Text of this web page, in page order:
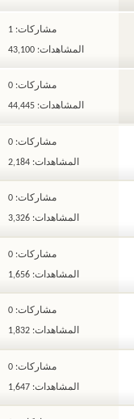
مشاركات: 1
المشاهدات: 43,100
مشاركات: 0
المشاهدات: 44,445
مشاركات: 0
المشاهدات: 2,184
مشاركات: 0
المشاهدات: 3,326
مشاركات: 0
المشاهدات: 1,656
مشاركات: 0
المشاهدات: 1,832
مشاركات: 0
المشاهدات: 1,647